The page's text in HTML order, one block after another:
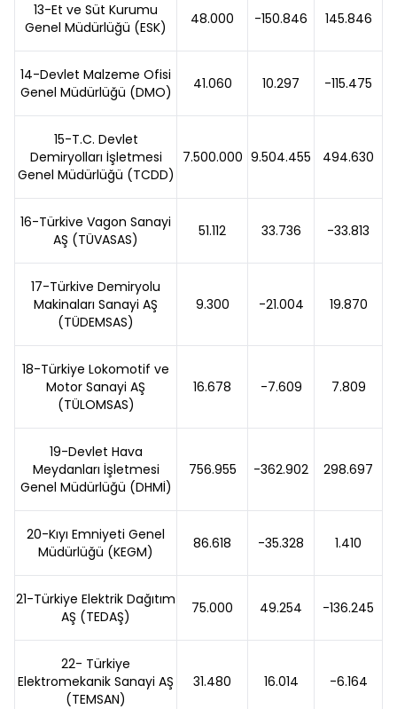
13-Et ve Süt Kurumu
Genel Müdürlüğü (ESK)
48.000 -150.846 145.846
14-Devlet Malzeme Ofisi
Genel Müdürlüğü (DMO)
41.060 10.297 -115.475
15-T.C. Devlet
Demiryolları İşletmesi
Genel Müdürlüğü (TCDD)
7.500.000 9.504.455 494.630
16-Türkive Vagon Sanayi
AŞ (TÜVASAS)
51.112 33.736 -33.813
17-Türkive Demiryolu
Makinaları Sanayi AŞ
(TÜDEMSAS)
9.300 -21.004 19.870
18-Türkiye Lokomotif ve
Motor Sanayi AŞ
(TÜLOMSAS)
16.678 -7.609 7.809
19-Devlet Hava
Meydanları İşletmesi
Genel Müdürlüğü (DHMİ)
756.955 -362.902 298.697
20-Kıyı Emniyeti Genel
Müdürlüğü (KEGM)
86.618 -35.328 1.410
21-Türkiye Elektrik Dağıtım
AŞ (TEDAŞ)
75.000 49.254 -136.245
22- Türkiye
Elektromekanik Sanayi AŞ
(TEMSAN)
31.480 16.014 -6.164